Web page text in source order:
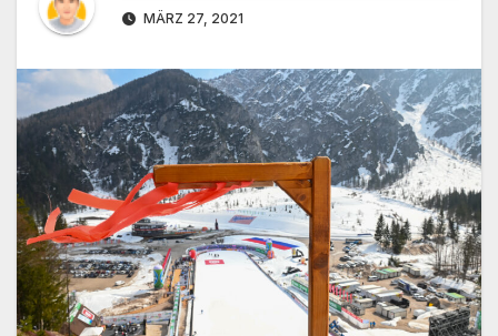
MÄRZ 27, 2021